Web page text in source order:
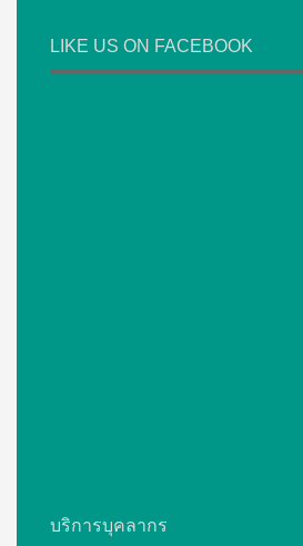
LIKE US ON FACEBOOK
บริการบุคลากร